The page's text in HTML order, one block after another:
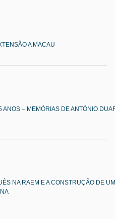
A MACAU
ANOS – MEMÓRIAS DE ANTÓNIO
NA RAEM E A CONSTRUÇÃO DE